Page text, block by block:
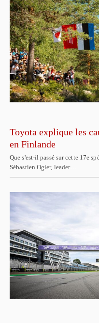
Toyota explique les
en Finlande
Que s'est-il passé sur cette 17e
Sébastien Ogier, leader…